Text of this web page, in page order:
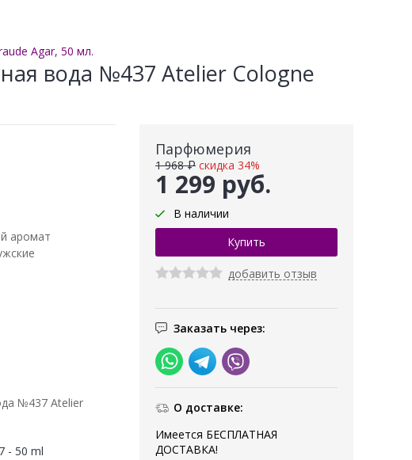
Agar, 50 мл.
вода №437 Atelier Cologne
Парфюмерия
1 299 руб.
1 968 ₽ скидка 34%
В наличии
добавить отзыв
Заказать через:
О доставке:
Имеется БЕСПЛАТНАЯ
ДОСТАВКА!
аромат
№437 Atelier
- 50 ml